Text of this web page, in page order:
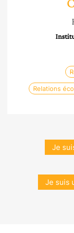
Relations
Je
Je suis